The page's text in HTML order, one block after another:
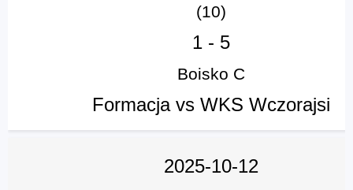
(10)
1 - 5
Boisko C
Formacja vs WKS Wczorajsi
2025-10-12